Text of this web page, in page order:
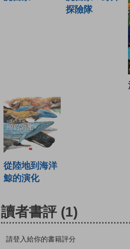
探險隊
從陸地到海洋
鯨的演化
讀者書評 (1)
請登入給你的書籍評分